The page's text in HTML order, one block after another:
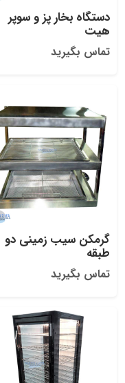
دستگاه بخار پز و سوپر
هیت
تماس بگیرید
گرمکن سیب زمینی دو
طبقه
تماس بگیرید